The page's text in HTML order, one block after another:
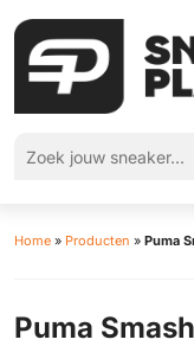
Home » Producten » Puma
Puma